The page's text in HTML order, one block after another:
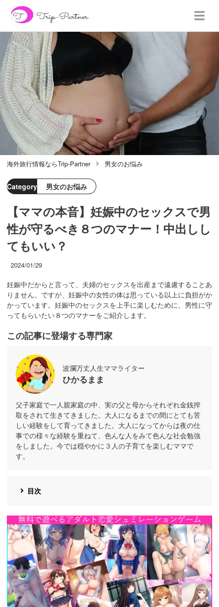
海外旅行情報ならTrip-Partner 男女のお悩み
Category 男女のお悩み
【ママの本音】妊娠中のセックスで男
性が守るべき８つのマナー！中出しし
てもいい？
2024/01/29
妊娠中だからと言って、夫婦のセックスを出産まで遠慮することあ
りません。ですが、妊娠中の女性の体は思っている以上に負担がか
かっています。妊娠中のセックスを上手に楽しむために、男性に守
ってもらいたい８つのマナーをご紹介します。
この記事に登場する専門家
波瀾万丈人生ママライター
ひかるまま
父子家庭で一人親家庭の中、実の父と母からそれぞれ金銭搾
取をされて生きてきました。大人になるまでの間にとても苦
しい経験をして育ってきました。大人になってからは夜の仕
事での様々な経験を重ねて、色んな人をみて色んな社会勉強
をしました。今では穏やかに３人の子育てを楽しむママで
す。
目次
https://cv-
measurement.com/ad/p/r?
medium=191&ad=1692&creative=1386